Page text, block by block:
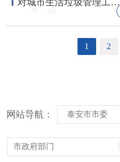
对城市生活垃圾管理工作的监督检查
1 2
网站导航： 泰安市市委
市政府部门